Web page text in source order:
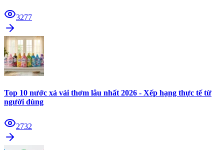
3277
Top 10 nước xả vải thơm lâu nhất 2026 - Xếp hạng thực tế từ
người dùng
2732